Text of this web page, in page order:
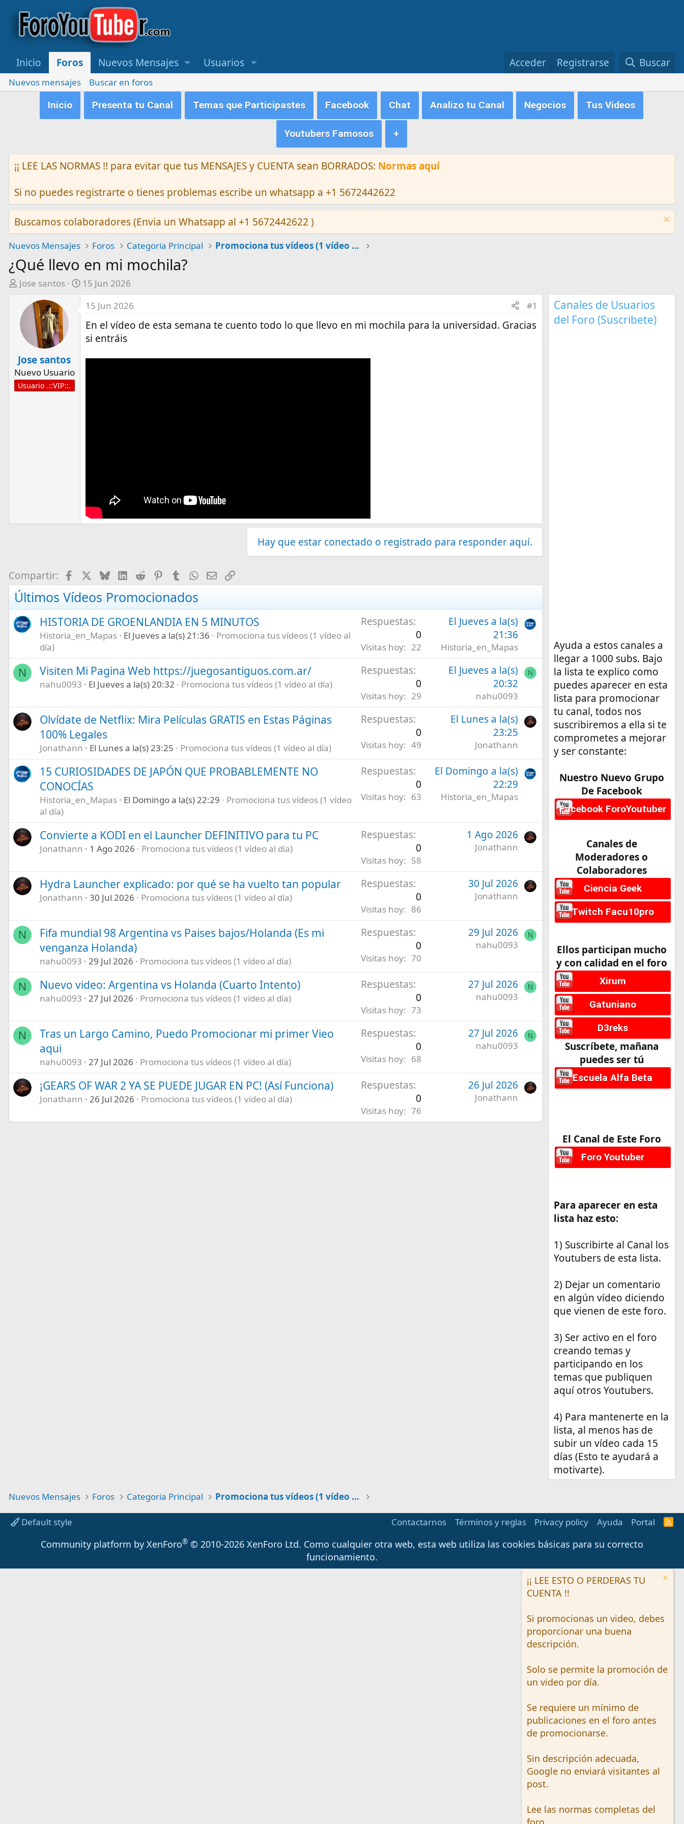
Inicio Foros Nuevos Mensajes Usuarios Acceder Registrarse Buscar
Nuevos mensajes
Buscar en foros
Inicio
Presenta tu Canal Temas que Participastes Facebook Chat Analizo tu Canal Negocios Tus Videos
Youtubers Famosos +
¡¡ LEE LAS NORMAS !! para evitar que tus MENSAJES y CUENTA sean BORRADOS: Normas aquí
Si no puedes registrarte o tienes problemas escribe un whatsapp a +1 5672442622
Buscamos colaboradores (Envia un Whatsapp al +1 5672442622 )
Nuevos Mensajes Foros Categoria Principal Promociona tus vídeos (1 vídeo al día)
¿Qué llevo en mi mochila?
A
o
r
Jose santos
F
e
a
d
15 Jun 2026
Jose santos
Nuevo Usuario
Usuario .::VIP::.
15 Jun 2026 #1
En el vídeo de esta semana te cuento todo lo que llevo en mi mochila para la universidad. Gracias
si entráis
Hay que estar conectado o registrado para responder aquí.
Compartir: FacebookBlueskyLinkedIn
RedditPinterestTumblrWhatsApp
E-mailEnlace
Últimos Vídeos Promocionados
HISTORIA DE GROENLANDIA EN 5 MINUTOS
Historia_en_Mapas El Jueves a la(s) 21:36
Promociona tus vídeos (1 vídeo al
día)
Respuestas
0
Visitas hoy 22
El Jueves a la(s)
21:36
Historia_en_Mapas
N Visiten Mi Pagina Web https://juegosantiguos.com.ar/
nahu0093 El Jueves a la(s) 20:32 Promociona tus vídeos (1 vídeo al día)
Respuestas
0
Visitas hoy 29
El Jueves a la(s)
20:32
nahu0093
N
Olvídate de Netflix: Mira Películas GRATIS en Estas Páginas
100% Legales
Jonathann El Lunes a la(s) 23:25 Promociona tus vídeos (1 vídeo al día)
Respuestas
0
Visitas hoy 49
El Lunes a la(s)
23:25
Jonathann
15 CURIOSIDADES DE JAPÓN QUE PROBABLEMENTE NO
CONOCÍAS
Historia_en_Mapas El Domingo a la(s) 22:29
Promociona tus vídeos (1 vídeo
al día)
Respuestas
0
Visitas hoy 63
El Domingo a la(s)
22:29
Historia_en_Mapas
Convierte a KODI en el Launcher DEFINITIVO para tu PC
Jonathann 1 Ago 2026 Promociona tus vídeos (1 vídeo al día)
Respuestas
0
Visitas hoy 58
1 Ago 2026
Jonathann
Hydra Launcher explicado: por qué se ha vuelto tan popular
Jonathann 30 Jul 2026 Promociona tus vídeos (1 vídeo al día)
Respuestas
0
Visitas hoy 86
30 Jul 2026
Jonathann
N
Fifa mundial 98 Argentina vs Paises bajos/Holanda (Es mi
venganza Holanda)
nahu0093 29 Jul 2026 Promociona tus vídeos (1 vídeo al día)
Respuestas
0
Visitas hoy 70
29 Jul 2026
nahu0093
N
N Nuevo video: Argentina vs Holanda (Cuarto Intento)
nahu0093 27 Jul 2026 Promociona tus vídeos (1 vídeo al día)
Respuestas
0
Visitas hoy 73
27 Jul 2026
nahu0093
N
N
Tras un Largo Camino, Puedo Promocionar mi primer Vieo
aqui
nahu0093 27 Jul 2026 Promociona tus vídeos (1 vídeo al día)
Respuestas
0
Visitas hoy 68
27 Jul 2026
nahu0093
N
¡GEARS OF WAR 2 YA SE PUEDE JUGAR EN PC! (Así Funciona)
Jonathann 26 Jul 2026 Promociona tus vídeos (1 vídeo al día)
Respuestas
0
Visitas hoy 76
26 Jul 2026
Jonathann
Canales de Usuarios
del Foro (Suscribete)
Ayuda a estos canales a
llegar a 1000 subs. Bajo
la lista te explico como
puedes aparecer en esta
lista para promocionar
tu canal, todos nos
suscribiremos a ella si te
comprometes a mejorar
y ser constante:
Nuestro Nuevo Grupo
De Facebook
Facebook ForoYoutuber
Canales de
Moderadores o
Colaboradores
Ciencia Geek
Twitch Facu10pro
Ellos participan mucho
y con calidad en el foro
Xirum
Gatuniano
D3reks
Suscríbete, mañana
puedes ser tú
Escuela Alfa Beta
El Canal de Este Foro
Foro Youtuber
Para aparecer en esta
lista haz esto:
1) Suscribirte al Canal los
Youtubers de esta lista.
2) Dejar un comentario
en algún vídeo diciendo
que vienen de este foro.
3) Ser activo en el foro
creando temas y
participando en los
temas que publiquen
aquí otros Youtubers.
4) Para mantenerte en la
lista, al menos has de
subir un vídeo cada 15
días (Esto te ayudará a
motivarte).
Nuevos Mensajes Foros Categoria Principal Promociona tus vídeos (1 vídeo al día)
Default style Contactarnos Términos y reglas Privacy policy Ayuda Portal
R
Community platform by XenForo® © 2010-2026 XenForo Ltd. Como cualquier otra web, esta web utiliza las cookies básicas para su correcto
funcionamiento.
¡¡ LEE ESTO O PERDERAS TU
CUENTA !!
Si promocionas un video, debes
proporcionar una buena
descripción.
Solo se permite la promoción de
un video por día.
Se requiere un mínimo de
publicaciones en el foro antes
de promocionarse.
Sin descripción adecuada,
Google no enviará visitantes al
post.
Lee las normas completas del